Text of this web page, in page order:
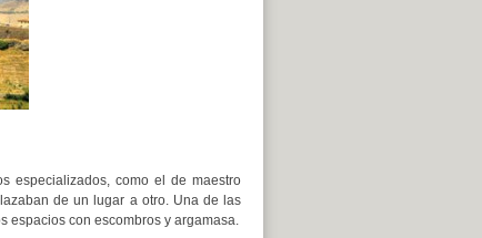
especializados, como el de maestro
de un lugar a otro. Una de las
espacios con escombros y argamasa.